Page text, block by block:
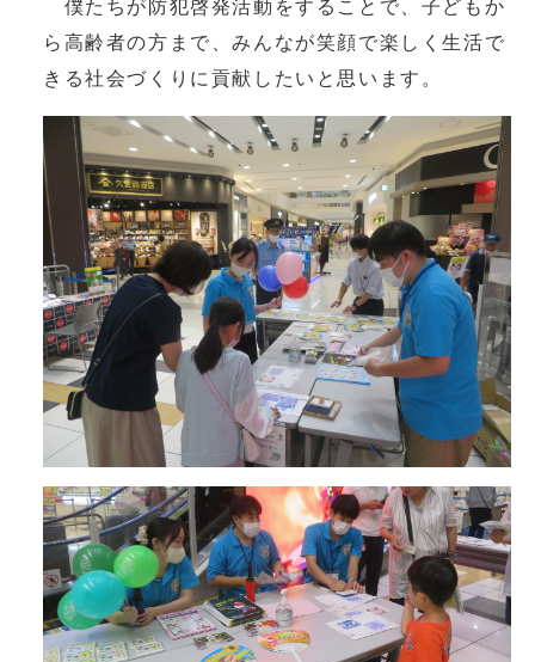
僕たちが防犯啓発活動をすることで、子どもか
ら高齢者の方まで、みんなが笑顔で楽しく生活で
きる社会づくりに貢献したいと思います。